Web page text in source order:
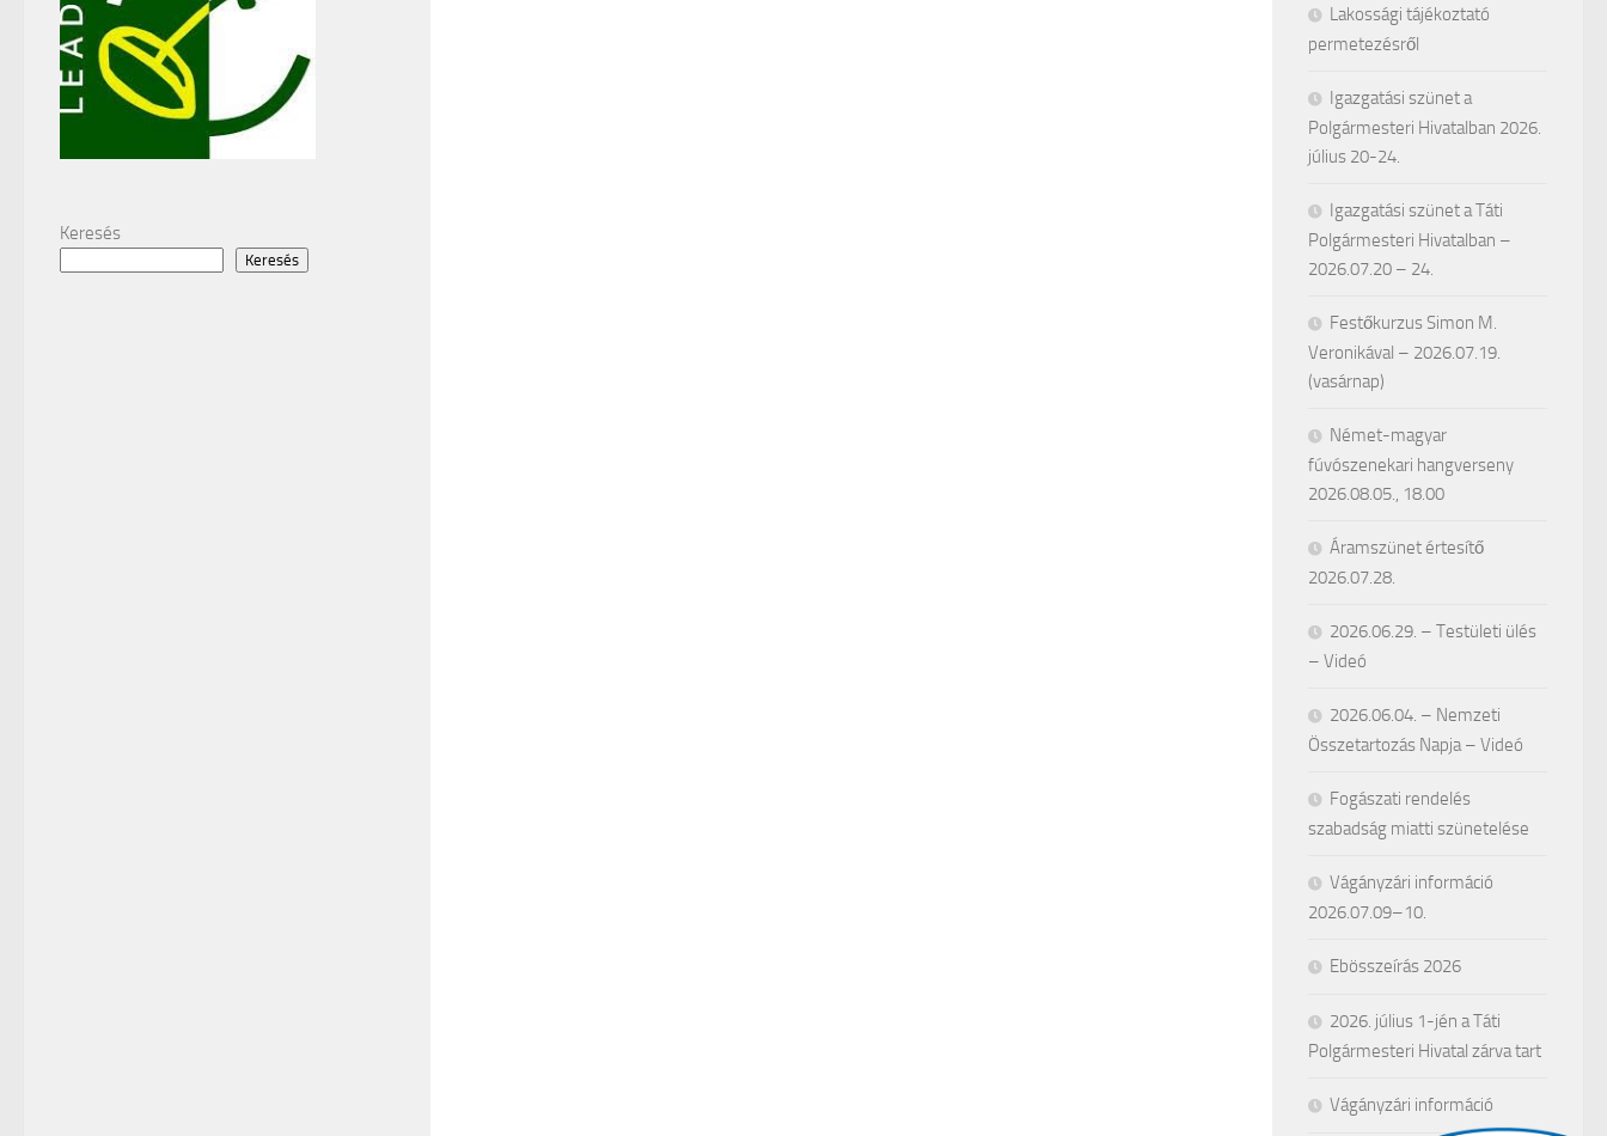
Keresés
Keresés
Lakossági tájékoztató
permetezésről
Igazgatási szünet a
Polgármesteri Hivatalban 2026.
július 20-24.
Igazgatási szünet a Táti
Polgármesteri Hivatalban –
2026.07.20 – 24.
Festőkurzus Simon M.
Veronikával – 2026.07.19.
(vasárnap)
Német-magyar
fúvószenekari hangverseny
2026.08.05., 18.00
Áramszünet értesítő
2026.07.28.
2026.06.29. – Testületi ülés
– Videó
2026.06.04. – Nemzeti
Összetartozás Napja – Videó
Fogászati rendelés
szabadság miatti szünetelése
Vágányzári információ
2026.07.09–10.
Ebösszeírás 2026
2026. július 1-jén a Táti
Polgármesteri Hivatal zárva tart
Vágányzári információ